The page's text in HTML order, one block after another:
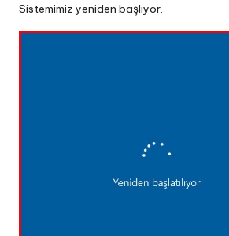
Sistemimiz yeniden başlıyor.